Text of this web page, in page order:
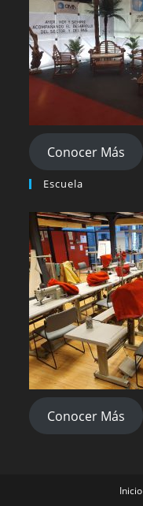
Conocer Más
Escuela
Conocer Más
Inicio